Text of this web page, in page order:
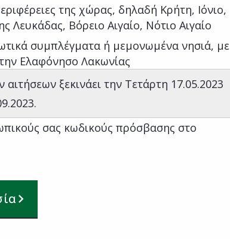
της χώρας, δηλαδή Κρήτη, Ιόνιο,
Λευκάδας, Βόρειο Αιγαίο, Νότιο Αιγαίο
συμπλέγματα ή μεμονωμένα νησιά, με
Ελαφόνησο Λακωνίας
ξεκινάει την Τετάρτη 17.05.2023
σας κωδικούς πρόσβασης στο